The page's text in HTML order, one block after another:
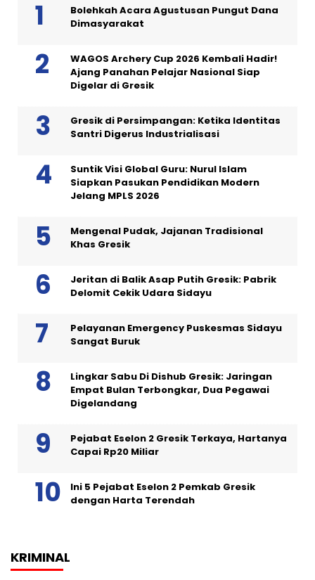
Bolehkah Acara Agustusan Pungut Dana
Dimasyarakat
WAGOS Archery Cup 2026 Kembali Hadir!
Ajang Panahan Pelajar Nasional Siap
Digelar di Gresik
Gresik di Persimpangan: Ketika Identitas
Santri Digerus Industrialisasi
Suntik Visi Global Guru: Nurul Islam
Siapkan Pasukan Pendidikan Modern
Jelang MPLS 2026
Mengenal Pudak, Jajanan Tradisional
Khas Gresik
Jeritan di Balik Asap Putih Gresik: Pabrik
Delomit Cekik Udara Sidayu
Pelayanan Emergency Puskesmas Sidayu
Sangat Buruk
Lingkar Sabu Di Dishub Gresik: Jaringan
Empat Bulan Terbongkar, Dua Pegawai
Digelandang
Pejabat Eselon 2 Gresik Terkaya, Hartanya
Capai Rp20 Miliar
Ini 5 Pejabat Eselon 2 Pemkab Gresik
dengan Harta Terendah
KRIMINAL